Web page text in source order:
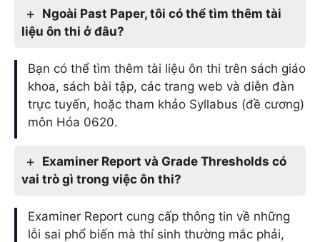
Ngoài Past Paper, tôi có thể tìm thêm tài
liệu ôn thi ở đâu?
Bạn có thể tìm thêm tài liệu ôn thi trên sách giáo
khoa, sách bài tập, các trang web và diễn đàn
trực tuyến, hoặc tham khảo Syllabus (đề cương)
môn Hóa 0620.
Examiner Report và Grade Thresholds có
vai trò gì trong việc ôn thi?
Examiner Report cung cấp thông tin về những
lỗi sai phổ biến mà thí sinh thường mắc phải,